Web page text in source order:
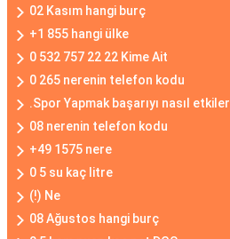
02 Kasım hangi burç
+1 855 hangi ülke
0 532 757 22 22 Kime Ait
0 265 nerenin telefon kodu
.Spor Yapmak başarıyı nasıl etkiler
08 nerenin telefon kodu
+49 1575 nere
0 5 su kaç litre
(!) Ne
08 Ağustos hangi burç